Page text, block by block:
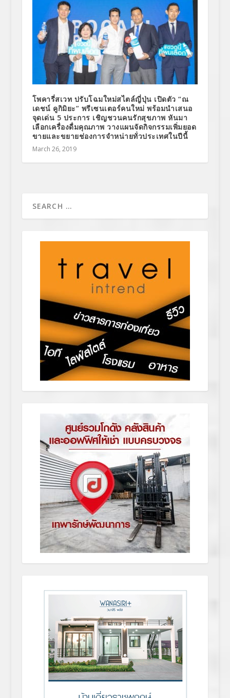
โพคารี่สเวท ปรับโฉมใหม่สไตล์ญี่ปุ่น เปิดตัว “ณ
เดชน์ คูกิมิยะ” พรีเซนเตอร์คนใหม่ พร้อมนำเสนอ
จุดเด่น 5 ประการ เชิญชวนคนรักสุขภาพ หันมา
เลือกเครื่องดื่มคุณภาพ วางแผนจัดกิจกรรมเพิ่มยอด
ขายและขยายช่องการจำหน่ายทั่วประเทศในปีนี้
March 26, 2019